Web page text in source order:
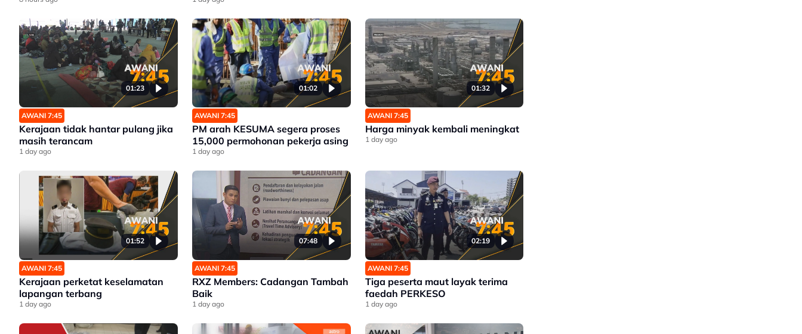
01:23
AWANI 7:45
Kerajaan tidak hantar pulang jika
masih terancam
1 day ago
01:02
AWANI 7:45
PM arah KESUMA segera proses
15,000 permohonan pekerja asing
1 day ago
01:32
AWANI 7:45
Harga minyak kembali meningkat
1 day ago
01:52
AWANI 7:45
Kerajaan perketat keselamatan
lapangan terbang
1 day ago
07:48
AWANI 7:45
RXZ Members: Cadangan Tambah
Baik
1 day ago
02:19
AWANI 7:45
Tiga peserta maut layak terima
faedah PERKESO
1 day ago